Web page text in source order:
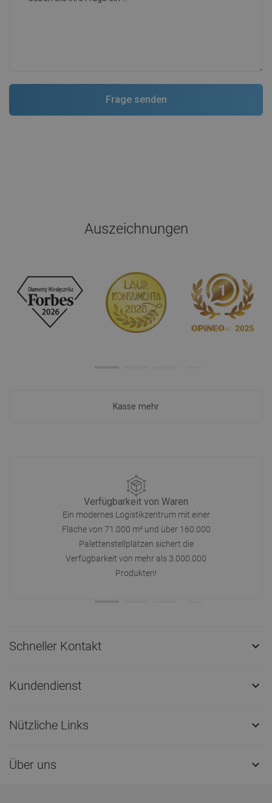
Auszeichnungen
Kasse mehr
Verfügbarkeit von Waren
Ein modernes Logistikzentrum mit einer
Fläche von 71.000 m² und über 160.000
Palettenstellplätzen sichert die
Verfügbarkeit von mehr als 3.000.000
Produkten!
Schneller Kontakt 
Kundendienst 
Nützliche Links 
Über uns 